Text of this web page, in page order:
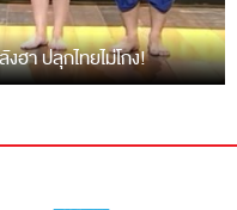
ฮา ปลุกไทยไม่โกง!